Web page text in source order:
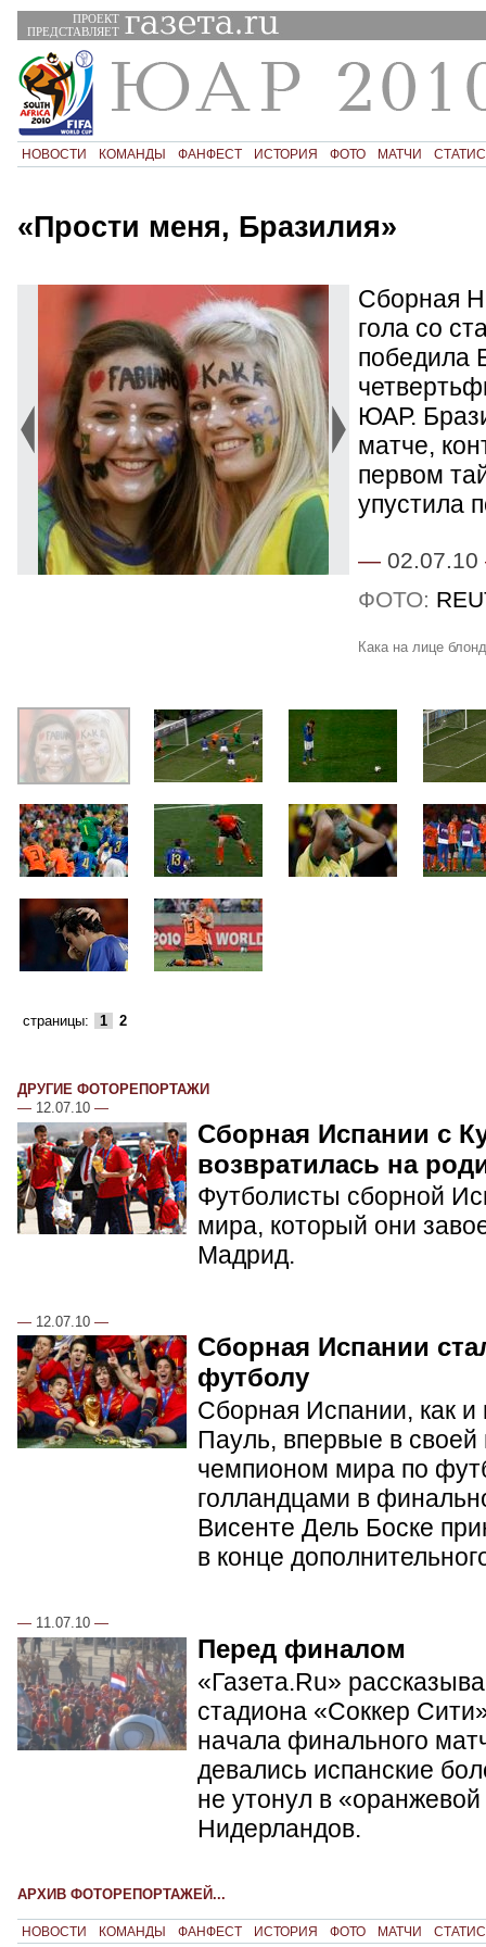
ПРОЕКТ
ПРЕДСТАВЛЯЕТ
НОВОСТИ КОМАНДЫ ФАНФЕСТ ИСТОРИЯ ФОТО МАТЧИ
«Прости меня, Бразилия»
Сборная
гола со
победила
ЮАР.
матче,
первом
упустила
— 02.07.10
ФОТО:
Кака на лице
страницы: 1 2
ДРУГИЕ ФОТОРЕПОРТАЖИ
— 12.07.10 —
Сборная Испании с
возвратилась на
Футболисты сборной
мира, который они
Мадрид.
— 12.07.10 —
Сборная Испании
футболу
Сборная Испании, как и
Пауль, впервые в своей
чемпионом мира по
голландцами в
Висенте Дель Боске
в конце
— 11.07.10 —
Перед финалом
«Газета.Ru»
стадиона «Соккер
начала финального
девались испанские
не утонул в
Нидерландов.
АРХИВ ФОТОРЕПОРТАЖЕЙ...
НОВОСТИ КОМАНДЫ ФАНФЕСТ ИСТОРИЯ ФОТО МАТЧИ